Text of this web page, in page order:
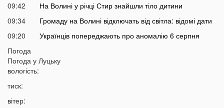
09:42
На Волині у річці Стир знайшли тіло дитини
09:34
Громаду на Волині відключать від світла: відомі дати
09:20
Українців попереджають про аномалію 6 серпня
09:05
вважався зниклим безвісти
21:32
Погода
Погода у Луцьку
вологість:
тиск:
вітер: